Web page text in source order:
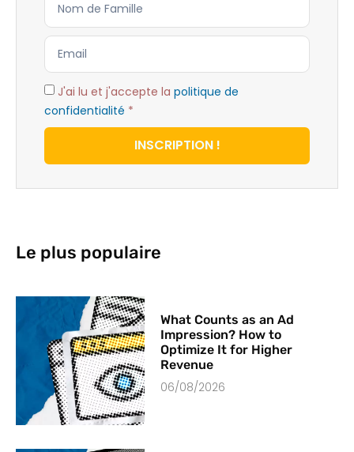
J'ai lu et j'accepte la politique de
confidentialité *
INSCRIPTION !
Le plus populaire
What Counts as an Ad
Impression? How to
Optimize It for Higher
Revenue
06/08/2026